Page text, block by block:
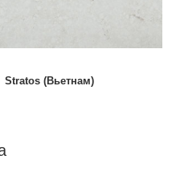
Stratos (Вьетнам)